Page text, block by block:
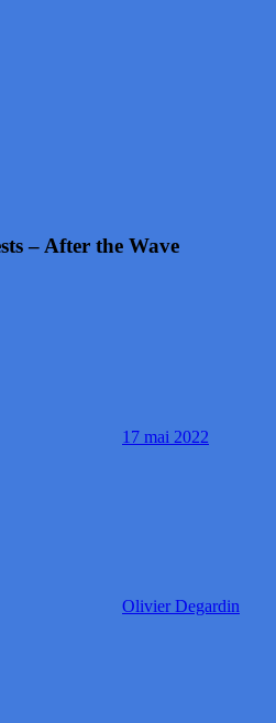
– After the Wave
17 mai 2022
Olivier Degardin